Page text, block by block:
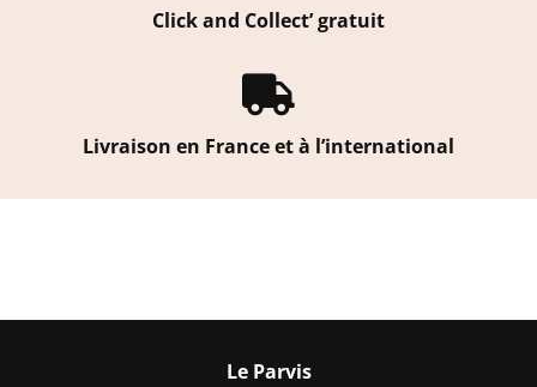
Click and Collect’ gratuit

Livraison en France et à l’international
Le Parvis